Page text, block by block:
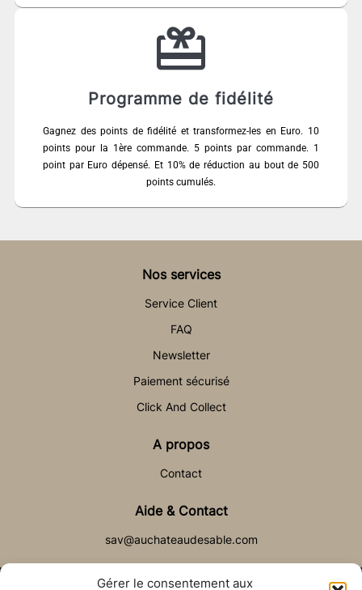
Gérer le consentement aux
Programme de fidélité
Gagnez des points de fidélité et transformez-les en Euro. 10
points pour la 1ère commande. 5 points par commande. 1
point par Euro dépensé. Et 10% de réduction au bout de 500
points cumulés.
Nos services
Service Client
FAQ
Newsletter
Paiement sécurisé
Click And Collect
A propos
Contact
Aide & Contact
sav@auchateaudesable.com